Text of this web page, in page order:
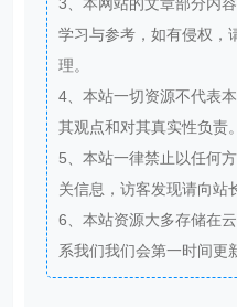
3、本网站的文章部分内
学习与参考，如有侵权，
理。
4、本站一切资源不代表
其观点和对其真实性负责。
5、本站一律禁止以任何
关信息，访客发现请向站
6、本站资源大多存储在
系我们我们会第一时间更